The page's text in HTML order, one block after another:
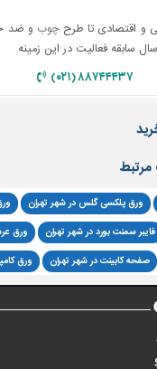
و اقتصادی تا طرحچوب و ضد
۸۸۷۴۴۴۳۷ (۰۲۱)
ورق پلکسی گلس در شهر تهران
فایبر سمنت بورد در شهر تهران ورق
صفحه کابینت در شهر تهران ورق